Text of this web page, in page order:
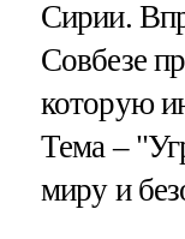
Сирии.
Совбезе
которую
Тема –
миру и